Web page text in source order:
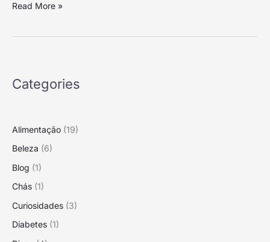
Read More »
Categories
Alimentação (19)
Beleza (6)
Blog (1)
Chás (1)
Curiosidades (3)
Diabetes (1)